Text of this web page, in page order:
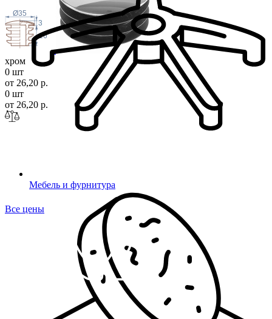
Мебель и фурнитура
16
3
Ø35
хром
0 шт
от 26,20 р.
0 шт
от 26,20 р.
Все цены